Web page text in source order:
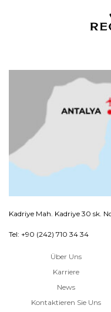
Kadriye Mah. Kadriye 30 sk.
Tel: +90 (242) 710 34 34
Über Uns
Karriere
News
Kontaktieren Sie Uns